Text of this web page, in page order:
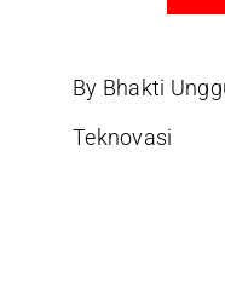
By Bhakti
Teknovasi